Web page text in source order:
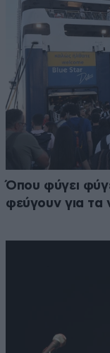
Όπου φύγει
φεύγουν για τα